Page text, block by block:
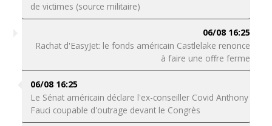
de victimes (source militaire)
06/08 16:25
Rachat d'EasyJet: le fonds américain Castlelake renonce
à faire une offre ferme
06/08 16:25
Le Sénat américain déclare l'ex-conseiller Covid Anthony
Fauci coupable d'outrage devant le Congrès